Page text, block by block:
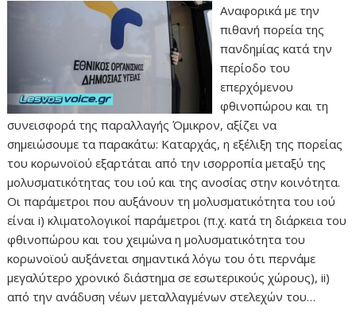
Αναφορικά με την
πιθανή πορεία της
πανδημίας κατά την
περίοδο του
επερχόμενου
φθινοπώρου και τη
συνεισφορά της παραλλαγής Όμικρον, αξίζει να
σημειώσουμε τα παρακάτω: Καταρχάς, η εξέλιξη της πορείας
του κορωνοϊού εξαρτάται από την ισορροπία μεταξύ της
μολυσματικότητας του ιού και της ανοσίας στην κοινότητα.
Οι παράμετροι που αυξάνουν τη μολυσματικότητα του ιού
είναι i) κλιματολογικοί παράμετροι (π.χ. κατά τη διάρκεια του
φθινοπώρου και του χειμώνα η μολυσματικότητα του
κορωνοϊού αυξάνεται σημαντικά λόγω του ότι περνάμε
μεγαλύτερο χρονικό διάστημα σε εσωτερικούς χώρους), ii)
από την ανάδυση νέων μεταλλαγμένων στελεχών του…